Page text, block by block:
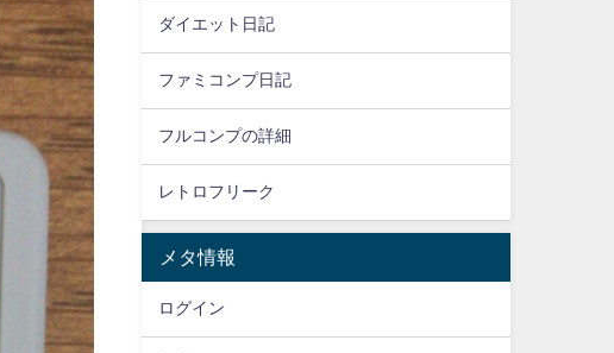
ダイエット日記
ファミコンプ日記
フルコンプの詳細
レトロフリーク
メタ情報
ログイン